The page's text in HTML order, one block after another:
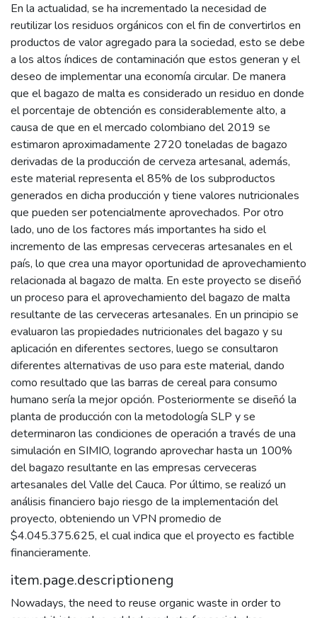
En la actualidad, se ha incrementado la necesidad de
reutilizar los residuos orgánicos con el fin de convertirlos en
productos de valor agregado para la sociedad, esto se debe
a los altos índices de contaminación que estos generan y el
deseo de implementar una economía circular. De manera
que el bagazo de malta es considerado un residuo en donde
el porcentaje de obtención es considerablemente alto, a
causa de que en el mercado colombiano del 2019 se
estimaron aproximadamente 2720 toneladas de bagazo
derivadas de la producción de cerveza artesanal, además,
este material representa el 85% de los subproductos
generados en dicha producción y tiene valores nutricionales
que pueden ser potencialmente aprovechados. Por otro
lado, uno de los factores más importantes ha sido el
incremento de las empresas cerveceras artesanales en el
país, lo que crea una mayor oportunidad de aprovechamiento
relacionada al bagazo de malta. En este proyecto se diseñó
un proceso para el aprovechamiento del bagazo de malta
resultante de las cerveceras artesanales. En un principio se
evaluaron las propiedades nutricionales del bagazo y su
aplicación en diferentes sectores, luego se consultaron
diferentes alternativas de uso para este material, dando
como resultado que las barras de cereal para consumo
humano sería la mejor opción. Posteriormente se diseñó la
planta de producción con la metodología SLP y se
determinaron las condiciones de operación a través de una
simulación en SIMIO, logrando aprovechar hasta un 100%
del bagazo resultante en las empresas cerveceras
artesanales del Valle del Cauca. Por último, se realizó un
análisis financiero bajo riesgo de la implementación del
proyecto, obteniendo un VPN promedio de
$4.045.375.625, el cual indica que el proyecto es factible
financieramente.
item.page.descriptioneng
Nowadays, the need to reuse organic waste in order to